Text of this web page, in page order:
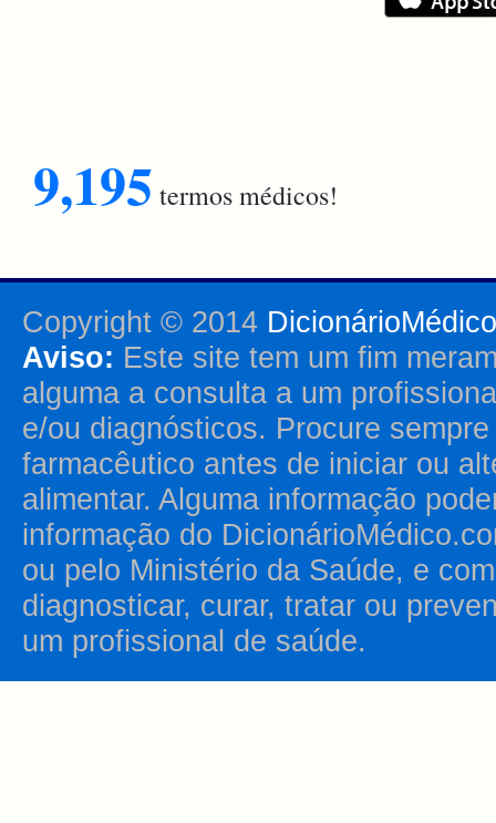
9,195 termos médicos!
Copyright © 2014
Aviso: Este site tem um fim
alguma a consulta a um
e/ou diagnósticos. Procure
farmacêutico antes de iniciar ou
alimentar. Alguma informação
informação do
ou pelo Ministério da Saúde, e
diagnosticar, curar, tratar ou
um profissional de saúde.